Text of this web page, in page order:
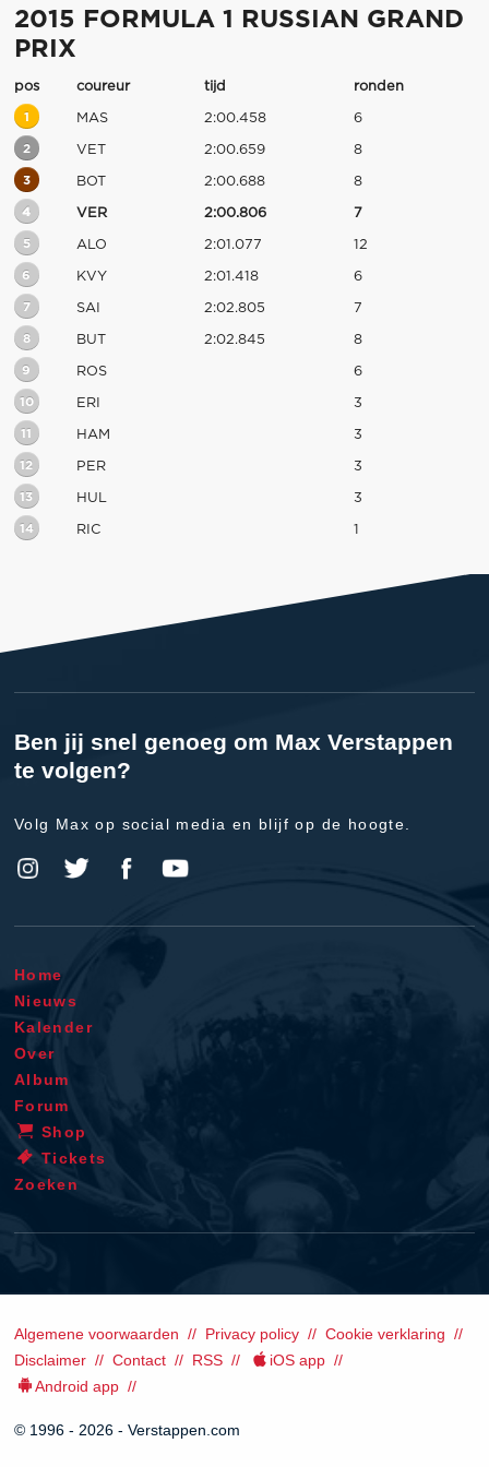
2015 FORMULA 1 RUSSIAN GRAND
PRIX
pos coureur tijd ronden
1 MAS 2:00.458 6
2 VET 2:00.659 8
3 BOT 2:00.688 8
4 VER 2:00.806 7
5 ALO 2:01.077 12
6 KVY 2:01.418 6
7 SAI 2:02.805 7
8 BUT 2:02.845 8
9 ROS 6
10 ERI 3
11 HAM 3
12 PER 3
13 HUL 3
14 RIC 1
Ben jij snel genoeg om Max Verstappen
te volgen?
Volg Max op social media en blijf op de hoogte.
Home
Nieuws
Kalender
Over
Album
Forum
Shop
Tickets
Zoeken
Algemene voorwaarden Privacy policy
Cookie verklaring
Disclaimer
Contact RSS
iOS app
Android app
© 1996 - 2026 - Verstappen.com